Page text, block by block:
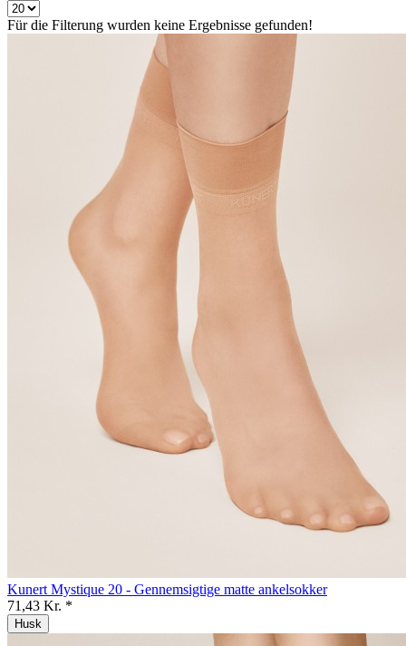
Für die Filterung wurden keine Ergebnisse gefunden!
Kunert Mystique 20 - Gennemsigtige matte ankelsokker
71,43 Kr. *
Husk